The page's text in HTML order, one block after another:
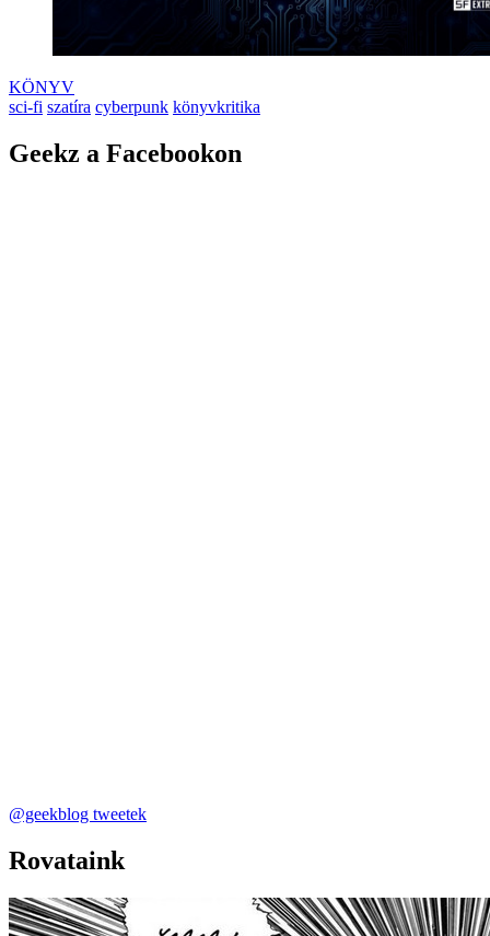
KÖNYV
sci-fi szatíra cyberpunk könyvkritika
Geekz a Facebookon
@geekblog tweetek
Rovataink